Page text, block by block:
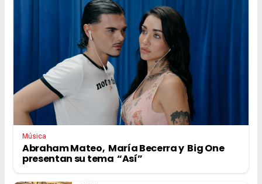
Música
Abraham Mateo, María Becerra y Big One
presentan su tema “Así”